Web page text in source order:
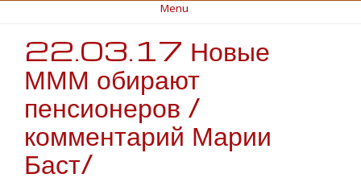
Menu
SKIP TO CONTENT
22.03.17 Новые
МММ обирают
пенсионеров /
комментарий Марии
Баст/